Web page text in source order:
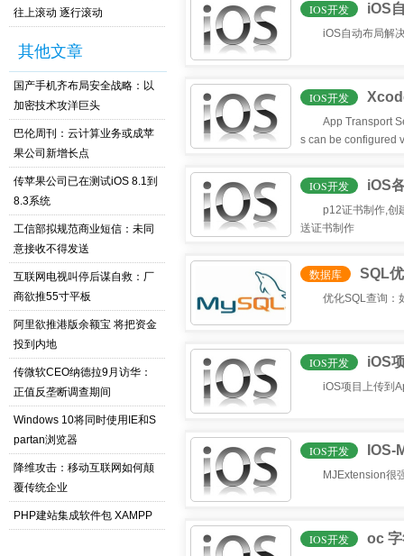
往上滚动 逐行滚动
其他文章
国产手机齐布局安全战略：以
加密技术攻洋巨头
巴伦周刊：云计算业务或成苹
果公司新增长点
传苹果公司已在测试iOS 8.1到
8.3系统
工信部拟规范商业短信：未同
意接收不得发送
互联网电视叫停后谋自救：厂
商欲推55寸平板
阿里欲推港版余额宝 将把资金
投到内地
传微软CEO纳德拉9月访华：
正值反垄断调查期间
Windows 10将同时使用IE和S
partan浏览器
降维攻击：移动互联网如何颠
覆传统企业
PHP建站集成软件包 XAMPP
IOS开发 iOS自
iOS自动布局解
IOS开发
App Transport
s can be configured
IOS开发 iOS
p12证书制作,创
送证书制作
数据库 SQL
优化SQL查询：
IOS开发 iOS
iOS项目上传到
IOS开发 IOS-
MJExtension很
IOS开发 oc